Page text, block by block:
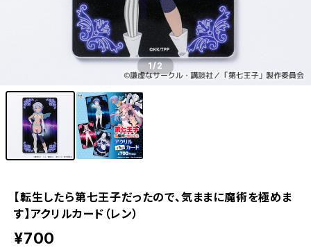
1/2
【転生したら第七王子だったので、気ままに魔術を極めま
す】アクリルカード（レン）
¥700